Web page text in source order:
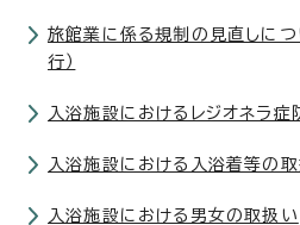
旅館業に係る規制の見直しに
行）
入浴施設におけるレジオネラ症
入浴施設における入浴着等の
入浴施設における男女の取扱い